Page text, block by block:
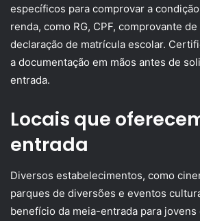
específicos para comprovar a
renda, como RG, CPF, comprovante
declaração de matrícula escolar.
a documentação em mãos antes de
entrada.
Locais que
entrada
Diversos estabelecimentos, como
parques de diversões e eventos
benefício da meia-entrada para jovens